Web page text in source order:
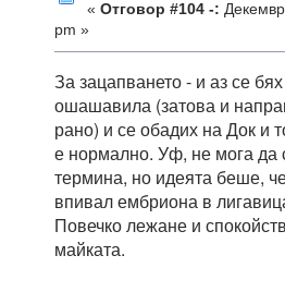
« Отговор #104 -:
pm »
За зацапването - и аз се
ошашавила (затова и
рано) и се обадих на Док и
е нормално. Уф, не мога да
термина, но идеята беше,
впивал ембриона в
Повечко лежане и
майката.